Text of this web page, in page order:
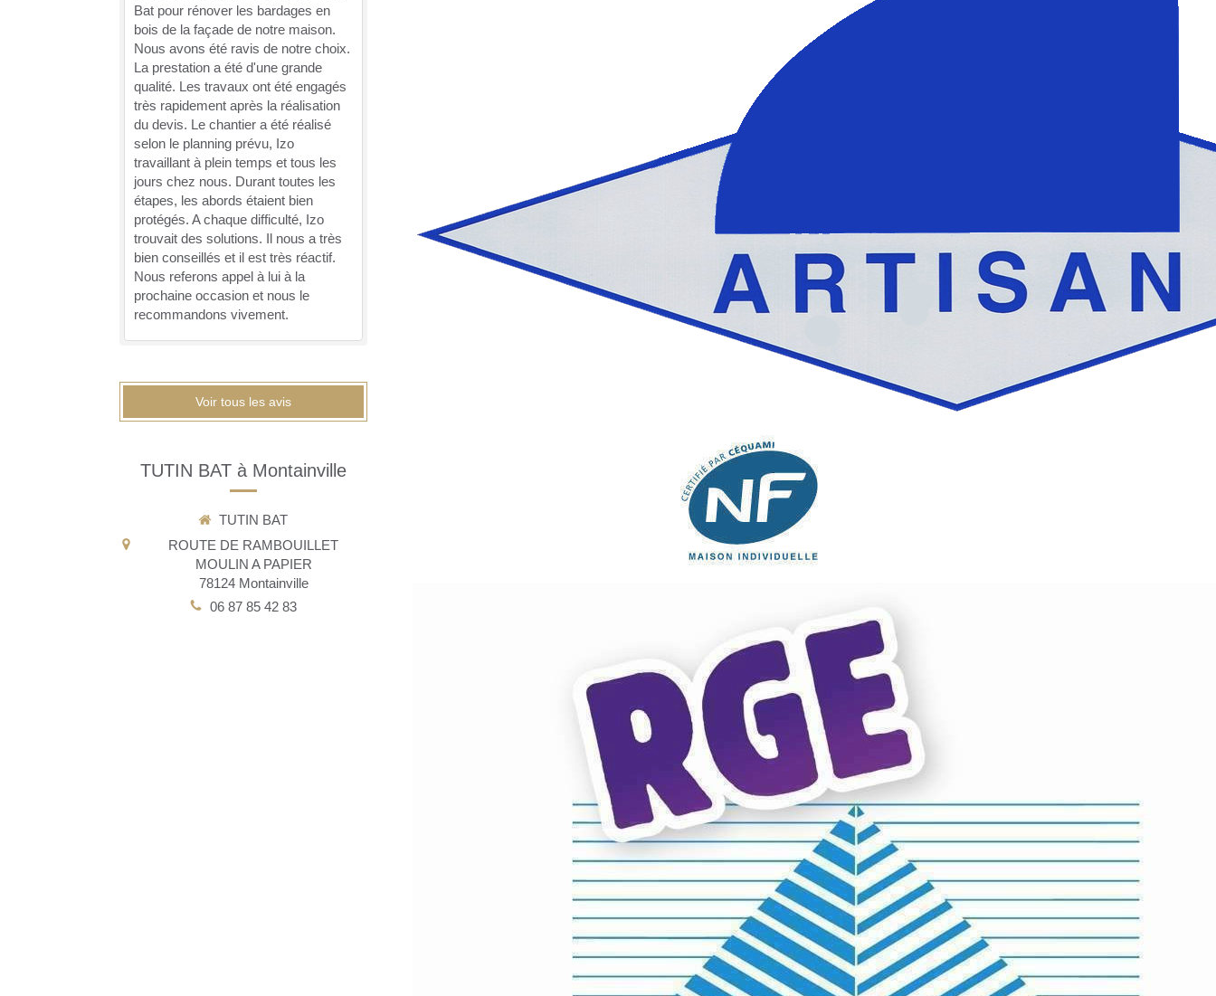
Bat pour rénover les bardages en
bois de la façade de notre maison.
Nous avons été ravis de notre choix.
La prestation a été d'une grande
qualité. Les travaux ont été engagés
très rapidement après la réalisation
du devis. Le chantier a été réalisé
selon le planning prévu, Izo
travaillant à plein temps et tous les
jours chez nous. Durant toutes les
étapes, les abords étaient bien
protégés. A chaque difficulté, Izo
trouvait des solutions. Il nous a très
bien conseillés et il est très réactif.
Nous referons appel à lui à la
prochaine occasion et nous le
recommandons vivement.
Voir tous les avis
TUTIN BAT à Montainville
TUTIN BAT
ROUTE DE RAMBOUILLET
MOULIN A PAPIER
78124 Montainville
06 87 85 42 83